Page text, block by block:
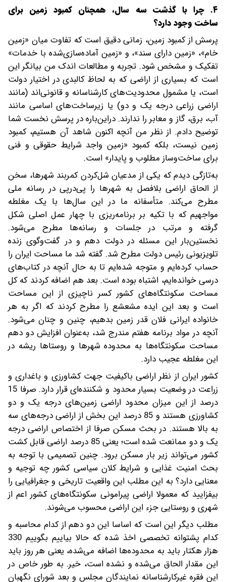
۴. چرا با گذشت سه سال، همچنان کمبود زمین برای
ساخت وجود دارد؟
پرسش از کمبود زمین، زمانی دقیق است که تفاوت میان «زمین
خام»، «زمین دارای سند»، و «زمین آماده‌سازی‌شده با خدمات»
تفکیک و مشخص شود. تجربه و مطالعات اندک من بیانگر این
است که بسیاری از اراضی که به ‌لحاظ کالبدی در اختیار دولت
است، یا مشمول محدودیت‌های کارشناسانه و قانونی‌اند (مانند
اراضی زراعی درجه یک و دو) یا زیرساخت‌های اساسی مانند
آب، برق، گاز و معابر را ندارند. دراین‌باره در پرسش نخست شما
توضیح دادم. از نظر من آنچه اکنون شاهد آن هستیم، کمبود
زمین نیست، بلکه کمبود «زمین واجد شرایط حقوقی و فنی
برای ساخت‌وساز مطلوب و پایدار» است.
به‌تازگی دیدم که یکی از مدعیان شل‌کردن کمربند شهرها، سخن
از الحاق اراضی بلافصل به شهرها را پی‌در‌پی در رسانه ملی
مطرح می‌کند. متأسفانه ما در این سال‌ها با یک مغلطه
مواجهیم که با تکیه بر برنامه‌ریزی با چهار عمل اصلی شکل
گرفته و مرتب در جلسات و رسانه‌ها مطرح می‌شود.
نخستین‌بار این مسئله در دولت دهم و در گفت‌وگوی زنده
تلویزیونی رئیس دولت مطرح شد. گفته شد ما مساحت ایران را
حساب کرده‌ایم و متوجه شده‌ایم تا به حال آنچه در کتاب‌های
درسی خوانده‌ایم، اشتباه بوده است. بعد هم اضافه کردند که کل
مساحت سکونتگاه‌های کشور کسر ناچیزی از این مساحت
است و بعد این ایده مشعشع را مطرح کردند که اگر به هر
خانواده ایرانی فلان قدر زمین بدهیم، چنین و چنان می‌شود.
آنچه در مواد برنامه هفتم مندرج شد، به‌عنوان افزایش دو دهم
مساحت سکونتگاه‌ها به محدوده شهرها و روستاها ریشه در
این مغلطه عجیب دارد.
کشور ایران از نظر اراضی باکیفیت جهت کشاورزی و باغداری و
زراعت در وضعیت بسیار محدود و شکننده‌ای قرار دارد. صرفا 15
درصد از این میزان محدود اراضی زمین‌های درجه یک و دو
کشاورزی هستند و 85 درصد این بخش از اراضی درجه‌های سه
به بالا هستند. در بحث مسکن صرفا از اختصاص اراضی درجه
یک و دو ممانعت شده است؛ یعنی 85 درصد اراضی قابل کشت
کشور می‌تواند زیر بار مسکن برود. چنین تصمیمی با توجه به
بحث امنیت غذایی و شرایط کلان سیاسی کشور چه توجیه و
معنایی دارد؟ به این مطلب این واقعیت تاریخی و جغرافیایی را
بیفزایید که معمولا اراضی پیرامونی سکونتگاه‌های کشور اعم از
شهری و روستایی جزء این اراضی محسوب می‌شوند.
مطلب دیگر این است که اساسا این دو دهم از کدام محاسبه و
کدام پشتوانه تخصصی اخذ شده که حالا بیاییم بگوییم 330
هزار هکتار باید به محدوده‌ها اضافه می‌شده، یعنی هر روز باید
این مقدار الحاق می‌شده و نشده است، خیر. به ‌طور خاص در
این فقره غیرکارشناسانه نمایندگان مجلس و بعد شورای نگهبان